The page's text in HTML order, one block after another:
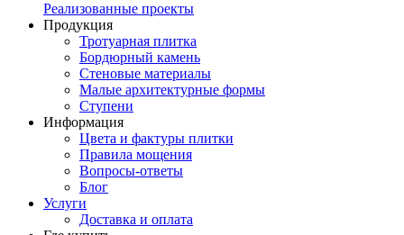
Реализованные проекты
Продукция
Тротуарная плитка
Бордюрный камень
Стеновые материалы
Малые архитектурные формы
Ступени
Информация
Цвета и фактуры плитки
Правила мощения
Вопросы-ответы
Блог
Услуги
Доставка и оплата